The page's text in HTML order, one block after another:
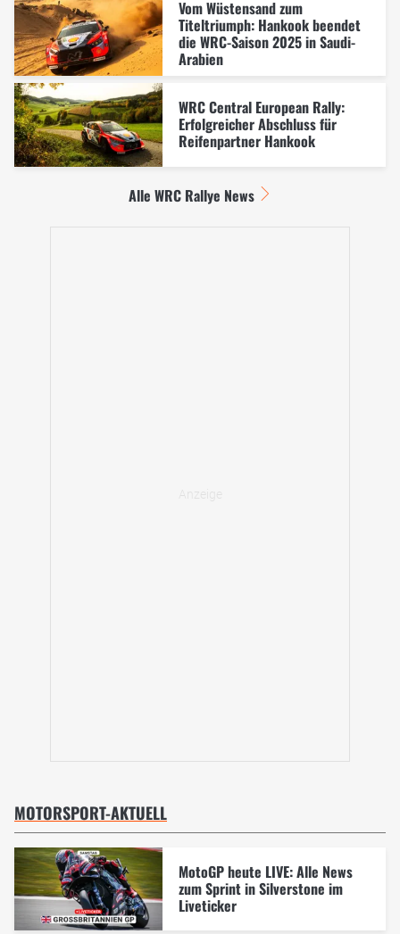
Vom Wüstensand zum
Titeltriumph: Hankook beendet
die WRC-Saison 2025 in Saudi-
Arabien
WRC Central European Rally:
Erfolgreicher Abschluss für
Reifenpartner Hankook
Alle WRC Rallye News
MOTORSPORT-AKTUELL
MotoGP heute LIVE: Alle News
zum Sprint in Silverstone im
Liveticker